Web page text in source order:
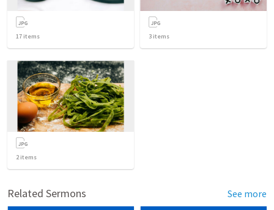
17 items 3 items
2items
Related Sermons See more